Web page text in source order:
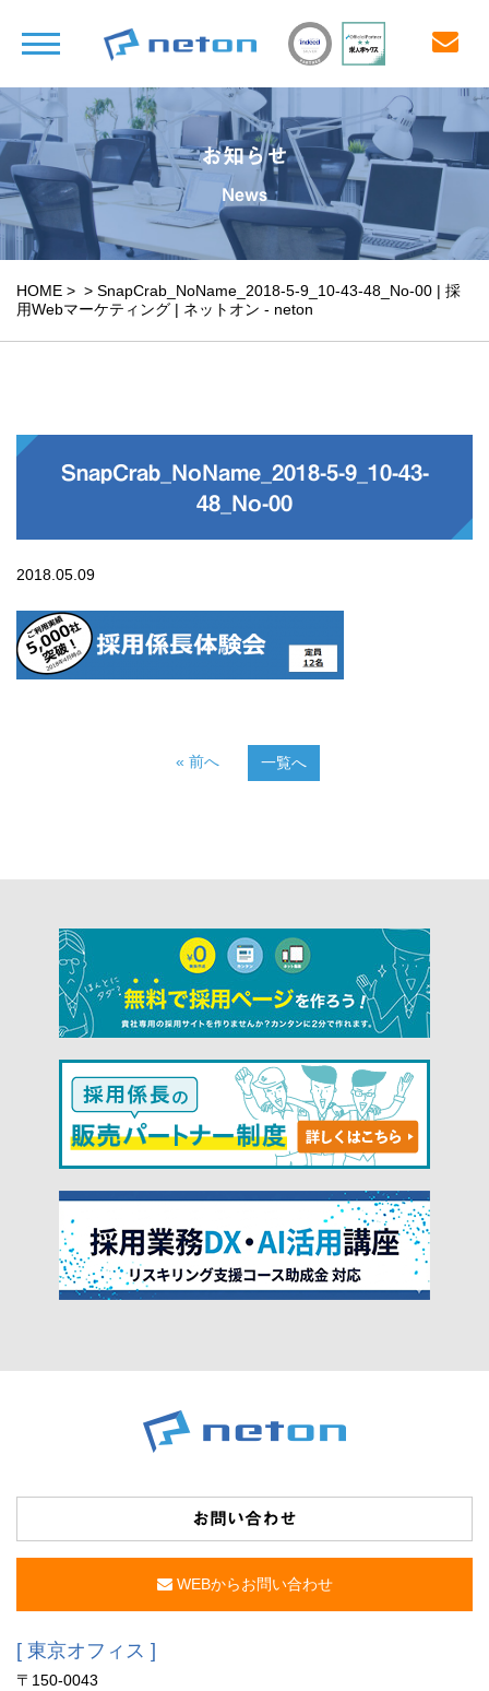
お知らせ
News
HOME > > SnapCrab_NoName_2018-5-9_10-43-48_No-00 | 採
用Webマーケティング | ネットオン - neton
SnapCrab_NoName_2018-5-9_10-43-
48_No-00
2018.05.09
« 前へ 一覧へ
お問い合わせ
WEBからお問い合わせ
[ 東京オフィス ]
〒150-0043